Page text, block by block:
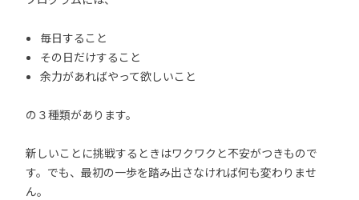
毎日すること
その日だけすること
余力があればやって欲しいこと
の３種類があります。
新しいことに挑戦するときはワクワクと不安がつきもので
す。でも、最初の一歩を踏み出さなければ何も変わりませ
ん。